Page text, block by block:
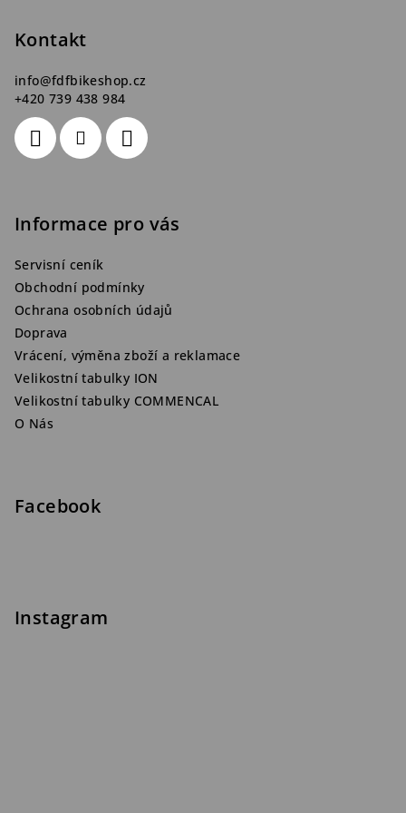
Kontakt
info@fdfbikeshop.cz
+420 739 438 984
Informace pro vás
Servisní ceník
Obchodní podmínky
Ochrana osobních údajů
Doprava
Vrácení, výměna zboží a reklamace
Velikostní tabulky ION
Velikostní tabulky COMMENCAL
O Nás
Facebook
Instagram